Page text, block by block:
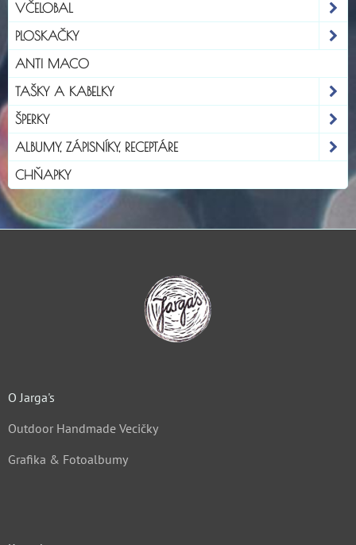
VČELOBAL
PLOSKAČKY
ANTI MACO
TAŠKY A KABELKY
ŠPERKY
ALBUMY, ZÁPISNÍKY, RECEPTÁRE
CHŇAPKY
O Jarga's
Outdoor Handmade Vecičky
Grafika & Fotoalbumy